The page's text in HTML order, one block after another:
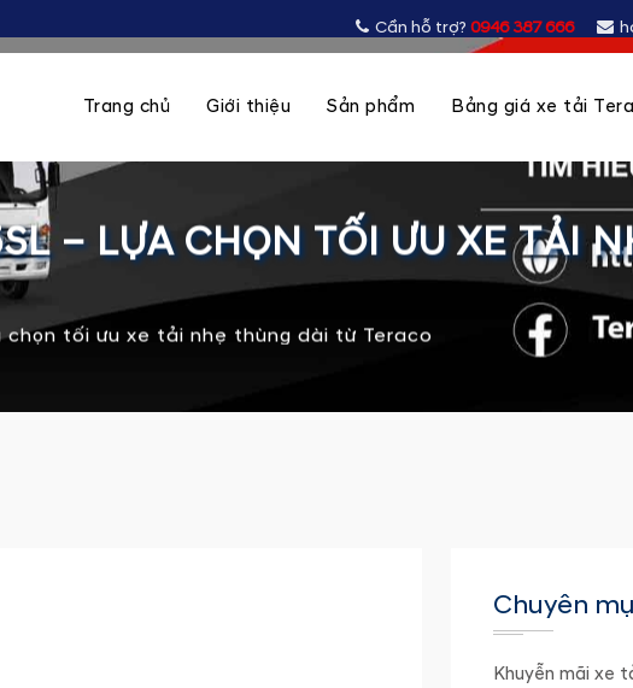
Cần hỗ trợ? 0946 387 666
Trang chủ Giới thiệu Sản phẩm Bảng giá xe tải
– LỰA CHỌN TỐI ƯU XE TẢI
chọn tối ưu xe tải nhẹ thùng dài từ Teraco
Chuyên
Khuyễn mãi xe